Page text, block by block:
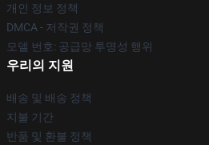
개인 정보 정책
DMCA - 저작권 정책
모델 번호: 공급망 투명성 행위
우리의 지원
배송 및 배송 정책
지불 기간
반품 및 환불 정책